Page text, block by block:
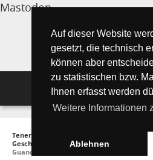
Auf dieser Website
gesetzt, die technisch
können aber
zu statistischen bzw.
Ihnen erfasst werden
Weitere Informationen
Ablehnen
Mastodon
Aktuelle
Tipps für
Teneriffa Inselmagazin ONLINE
Geschichten
Die Götter der Guanchen
Guanchen